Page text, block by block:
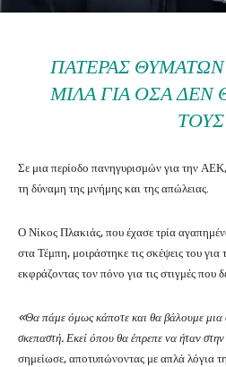
ΠΑΤΈΡΑΣ
ΜΙΛΆ ΓΙΑ ΌΣΑ ΔΕΝ
ΤΟΥΣ
Σε μια περίοδο πανηγυρισμών για την ΑΕΚ,
τη δύναμη της μνήμης και της απώλειας.
Ο Νίκος Πλακιάς, που έχασε τρία
στα Τέμπη, μοιράστηκε τις σκέψεις του
εκφράζοντας τον πόνο για τις στιγμές που
«Θα πάμε όμως κάποτε και θα βάλουμε μια
σκεπαστή. Εκεί όπου θα έπρεπε να ήταν
σημείωσε, αποτυπώνοντας με απλά λόγια